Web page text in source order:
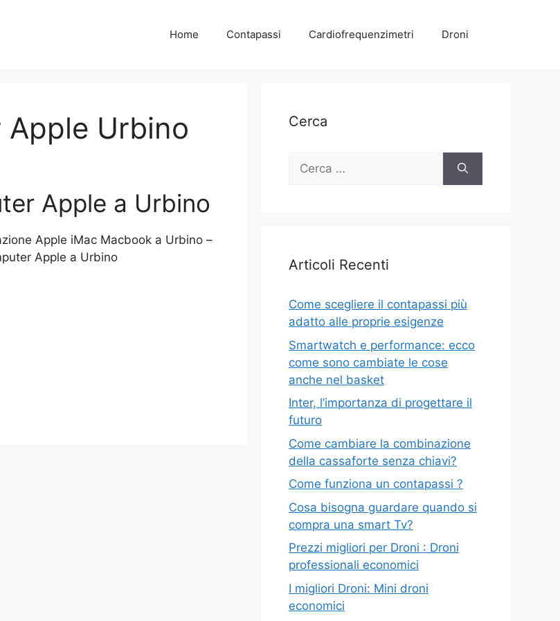
Home Contapassi Cardiofrequenzimetri Droni
Urbino
Apple a Urbino
Apple iMac Macbook a Urbino –
Apple a Urbino
Cerca
Ricerca
Articoli Recenti
Come scegliere il contapassi più
adatto alle proprie esigenze
Smartwatch e performance: ecco
come sono cambiate le cose
anche nel basket
Inter, l’importanza di progettare il
futuro
Come cambiare la combinazione
della cassaforte senza chiavi?
Come funziona un contapassi ?
Cosa bisogna guardare quando si
compra una smart Tv?
Prezzi migliori per Droni : Droni
professionali economici
I migliori Droni: Mini droni
economici